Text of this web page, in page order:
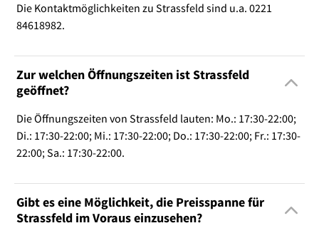
Die Kontaktmöglichkeiten zu Strassfeld sind u.a. 0221
84618982.
Zur welchen Öffnungszeiten ist Strassfeld
geöffnet?
Die Öffnungszeiten von Strassfeld lauten: Mo.: 17:30-22:00;
Di.: 17:30-22:00; Mi.: 17:30-22:00; Do.: 17:30-22:00; Fr.: 17:30-
22:00; Sa.: 17:30-22:00.
Gibt es eine Möglichkeit, die Preisspanne für
Strassfeld im Voraus einzusehen?